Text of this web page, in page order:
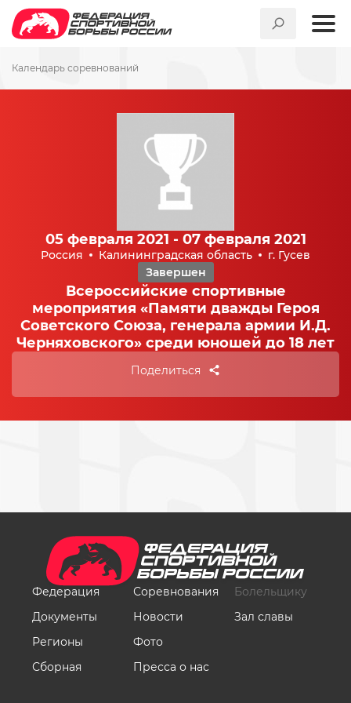
Календарь соревнований
05 февраля 2021 - 07 февраля 2021
Россия Калининградская область
г. Гусев
Завершен
Всероссийские спортивные
мероприятия «Памяти дважды Героя
Советского Союза, генерала армии И.Д.
Черняховского» среди юношей до 18 лет
Поделиться
Федерация
Документы
Регионы
Сборная
Соревнования
Новости
Фото
Пресса о нас
Болельщику
Зал славы